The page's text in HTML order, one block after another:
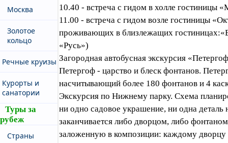
Москва
Золотое
кольцо
Речные круизы
Курорты и
санатории
Туры за
рубеж
Страны
10.40 - встреча с гидом в холле гостиницы
11.00 - встреча с гидом возле гостиницы
проживающих в близлежащих
«Русь»)
Загородная автобусная экскурсия
Петергоф - царство и блеск фонтанов.
насчитывающий более 180 фонтанов и 4
Экскурсия по Нижнему парку. Схема
ни одно садовое украшение, ни одна деталь
заканчивается либо дворцом, либо
заложенную в композиции: каждому дворцу